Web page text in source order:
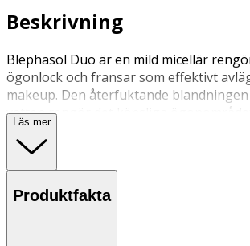
Beskrivning
Blephasol Duo är en mild micellär
ögonlock och fransar som effektivt
makeup. Den återfuktande blandningen
vatten rengör det känsliga
eller svida. För personer med känsliga
vagel eller andra ögonbesvär.
• Fri från parfym, konserveringsmedel
Läs mer
Produktfakta